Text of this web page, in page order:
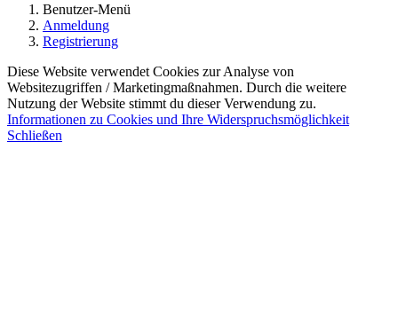
Benutzer-Menü
Anmeldung
Registrierung
Diese Website verwendet Cookies zur Analyse von
Websitezugriffen / Marketingmaßnahmen. Durch die weitere
Nutzung der Website stimmt du dieser Verwendung zu.
Informationen zu Cookies und Ihre Widerspruchsmöglichkeit
Schließen